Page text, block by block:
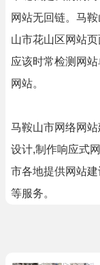
网站无回链。马
山市花山区网站
应该时常检测网
网站。
马鞍山市网络网
设计,制作响应式
市各地提供网站
等服务。